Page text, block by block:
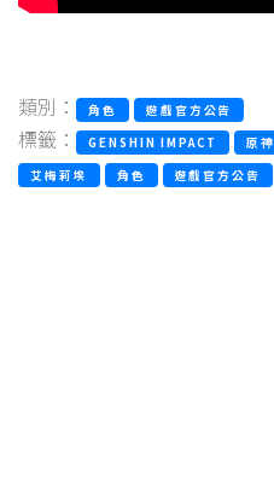
類別： 角色 遊戲官方公告
標籤： GENSHIN IMPACT 原神
艾梅莉埃
角色 遊戲官方公告